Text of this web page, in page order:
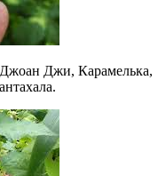
Джи, Карамелька,